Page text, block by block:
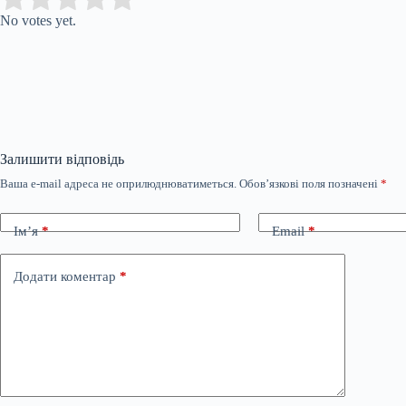
No votes yet.
Залишити відповідь
Ваша e-mail адреса не оприлюднюватиметься. Обов’язкові поля позначені *
Ім’я* Email*
Додати коментар *